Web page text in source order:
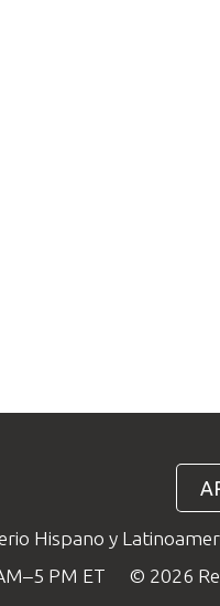
Hispano y
PM ET
© 2026